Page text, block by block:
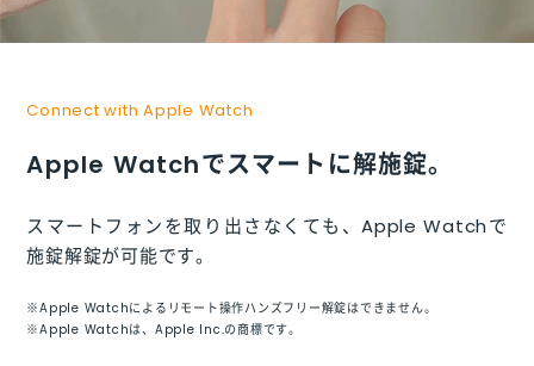
Connect with Apple Watch
Apple Watchでスマートに解施錠。
スマートフォンを取り出さなくても、Apple Watchで
施錠解錠が可能です。
※Apple Watchによるリモート操作ハンズフリー解錠はできません。
※Apple Watchは、Apple Inc.の商標です。